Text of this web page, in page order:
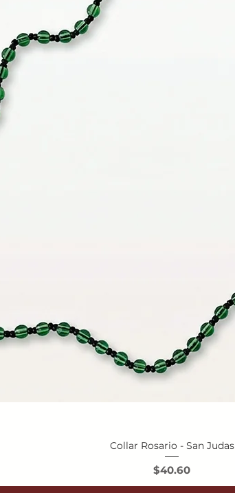
Vista rápida
Collar Rosario - San Judas
Precio
$40.60